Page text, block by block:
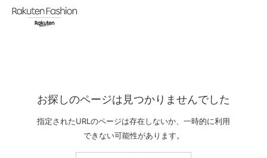
お探しのページは見つかりませんでした
指定されたURLのページは存在しないか、一時的に利用
できない可能性があります。